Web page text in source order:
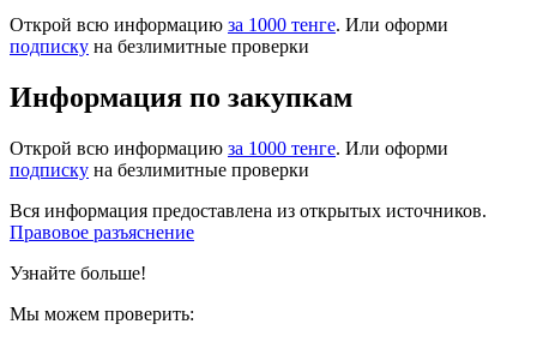
Открой всю информацию за 1000 тенге. Или оформи
подписку на безлимитные проверки
Информация по закупкам
Открой всю информацию за 1000 тенге. Или оформи
подписку на безлимитные проверки
Вся информация предоставлена из открытых источников.
Правовое разъяснение
Узнайте больше!
Мы можем проверить: